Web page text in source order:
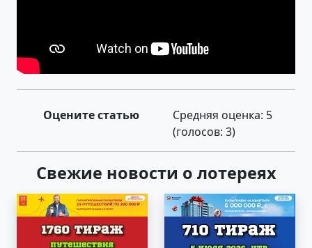
Оцените статью Средняя оценка: 5
(голосов: 3)
Свежие новости о лотереях